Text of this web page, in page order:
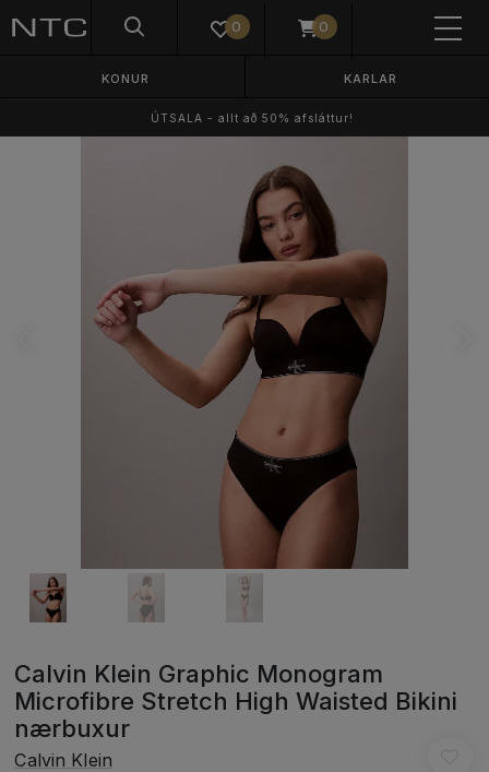
0 0
KONUR KARLAR
ÚTSALA - allt að 50% afsláttur!
Calvin Klein Graphic Monogram
Microfibre Stretch High Waisted Bikini
nærbuxur
Calvin Klein